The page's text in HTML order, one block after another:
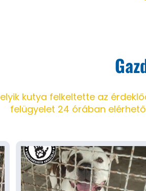
kutya felkeltette az
felügyelet 24 órában elérhető